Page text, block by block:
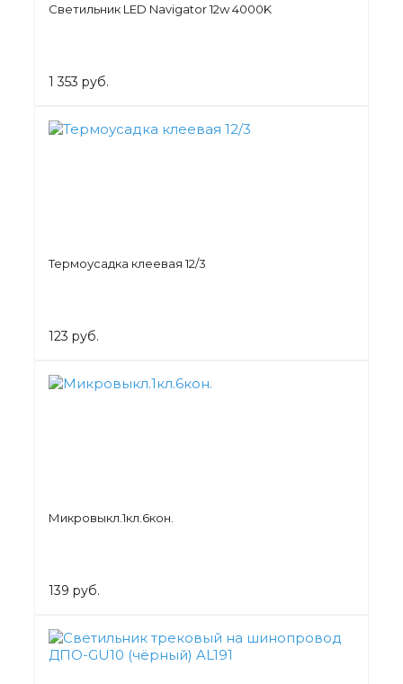
Светильник LED Navigator 12w 4000K
1 353 руб.
Термоусадка клеевая 12/3
123 руб.
Микровыкл.1кл.6кон.
139 руб.